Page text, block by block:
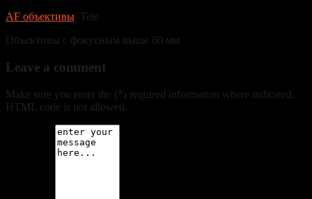
AF объективы
Tele
Объективы с фокусным выше 60 мм
Leave a comment
Make sure you enter the (*) required information where indicated.
HTML code is not allowed.